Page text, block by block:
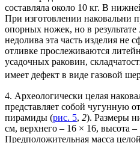
составляла около 10 кг. В
При изготовлении наковальни
опорных ножек, но в результате
недолива эта часть изделия не
отливке прослеживаются
усадочных раковин,
имеет дефект в виде газовой
4. Археологически целая
представляет собой чугунную
пирамиды (рис. 5, 2). Размеры
см, верхнего – 16 × 16, высота –
Предположительная масса